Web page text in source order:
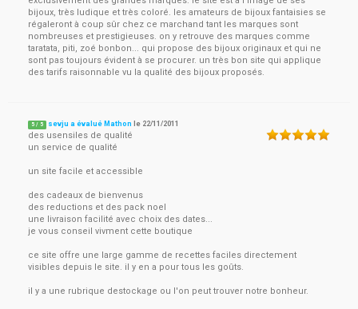
bijoux, très ludique et très coloré. les amateurs de bijoux fantaisies se
régaleront à coup sûr chez ce marchand tant les marques sont
nombreuses et prestigieuses. on y retrouve des marques comme
taratata, piti, zoé bonbon... qui propose des bijoux originaux et qui ne
sont pas toujours évident à se procurer. un très bon site qui applique
des tarifs raisonnable vu la qualité des bijoux proposés.
5 / 5 sevju a évalué Mathon le 22/11/2011
des usensiles de qualité
un service de qualité
un site facile et accessible
des cadeaux de bienvenus
des reductions et des pack noel
une livraison facilité avec choix des dates...
je vous conseil vivment cette boutique
ce site offre une large gamme de recettes faciles directement
visibles depuis le site. il y en a pour tous les goûts.
il y a une rubrique destockage ou l'on peut trouver notre bonheur.